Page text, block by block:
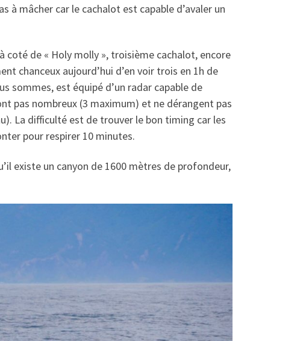
à mâcher car le cachalot est capable d’avaler un
de « Holy molly », troisième cachalot, encore
chanceux aujourd’hui d’en voir trois en 1h de
sommes, est équipé d’un radar capable de
pas nombreux (3 maximum) et ne dérangent pas
La difficulté est de trouver le bon timing car les
pour respirer 10 minutes.
existe un canyon de 1600 mètres de profondeur,